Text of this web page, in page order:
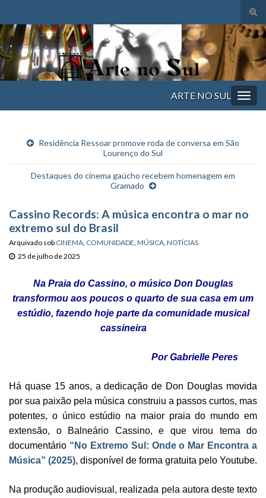
de
Search for:
ARTE NO SUL
Residência Ressoar promove roda de conversa em São
Lourenço do Sul
Destaques do cinema gaúcho recebem homenagem em
Gramado
Cassino Records: A música encontra o mar no
extremo sul do Brasil
Arquivado sob CINEMA COMUNIDADE MÚSICA NOTÍCIAS
25 de julho de 2025
Na Praia do Cassino, o músico Don Douglas
transformou aos poucos o quarto de sua casa em um
estúdio, fazendo hoje parte da comunidade musical
cassineira
Por Gabrielle Peres
Há quase 15 anos, a dedicação de Don Douglas movida
por sua paixão pela música construiu a passos curtos, mas
potentes, o único estúdio na maior praia do mundo em
extensão, o Balneário Cassino, e que virou tema do
documentário “No Extremo Sul: Onde o Mar Encontra a
Música” (2025), disponível de forma gratuita pelo Youtube.
Na produção audiovisual, realizada pela autora deste texto